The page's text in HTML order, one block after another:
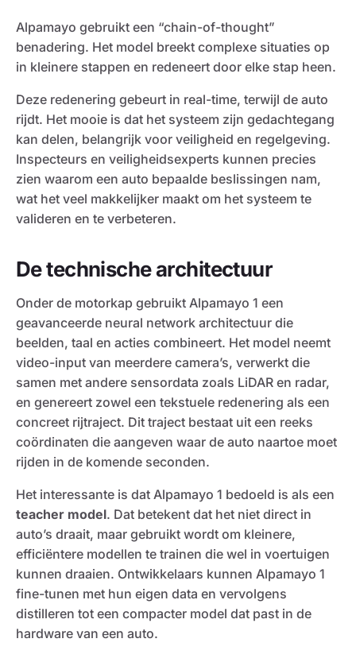
Alpamayo gebruikt een “chain-of-thought”
benadering. Het model breekt complexe situaties op
in kleinere stappen en redeneert door elke stap heen.
Deze redenering gebeurt in real-time, terwijl de auto
rijdt. Het mooie is dat het systeem zijn gedachtegang
kan delen, belangrijk voor veiligheid en regelgeving.
Inspecteurs en veiligheidsexperts kunnen precies
zien waarom een auto bepaalde beslissingen nam,
wat het veel makkelijker maakt om het systeem te
valideren en te verbeteren.
De technische architectuur
Onder de motorkap gebruikt Alpamayo 1 een
geavanceerde neural network architectuur die
beelden, taal en acties combineert. Het model neemt
video-input van meerdere camera’s, verwerkt die
samen met andere sensordata zoals LiDAR en radar,
en genereert zowel een tekstuele redenering als een
concreet rijtraject. Dit traject bestaat uit een reeks
coördinaten die aangeven waar de auto naartoe moet
rijden in de komende seconden.
Het interessante is dat Alpamayo 1 bedoeld is als een
teacher model. Dat betekent dat het niet direct in
auto’s draait, maar gebruikt wordt om kleinere,
efficiëntere modellen te trainen die wel in voertuigen
kunnen draaien. Ontwikkelaars kunnen Alpamayo 1
fine-tunen met hun eigen data en vervolgens
distilleren tot een compacter model dat past in de
hardware van een auto.